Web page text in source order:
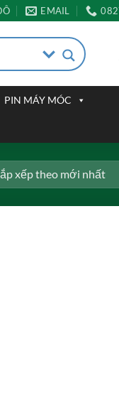
EMAIL
PIN MÁY MÓC